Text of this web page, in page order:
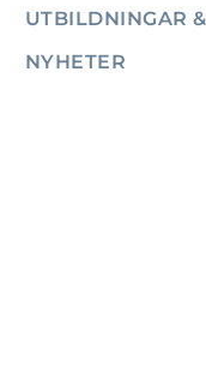
UTBILDNINGAR
NYHETER